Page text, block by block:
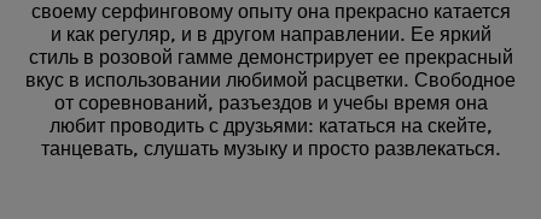
своему серфинговому опыту она прекрасно катается
и как регуляр, и в другом направлении. Ее яркий
стиль в розовой гамме демонстрирует ее прекрасный
вкус в использовании любимой расцветки. Свободное
от соревнований, разъездов и учебы время она
любит проводить с друзьями: кататься на скейте,
танцевать, слушать музыку и просто развлекаться.